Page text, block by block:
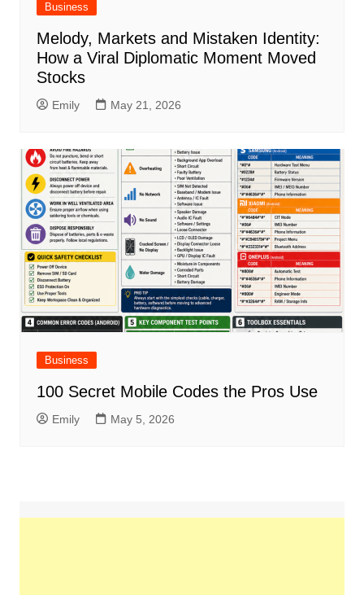
Business
Melody, Markets and Mistaken Identity:
How a Viral Diplomatic Moment Moved
Stocks
Emily May 21, 2026
Business
100 Secret Mobile Codes the Pros Use
Emily May 5, 2026